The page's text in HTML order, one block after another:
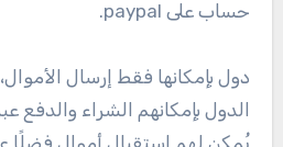
حساب على paypal.
دول بإمكانها فقط إرسال
الدول بإمكانهم الشراء والدفع